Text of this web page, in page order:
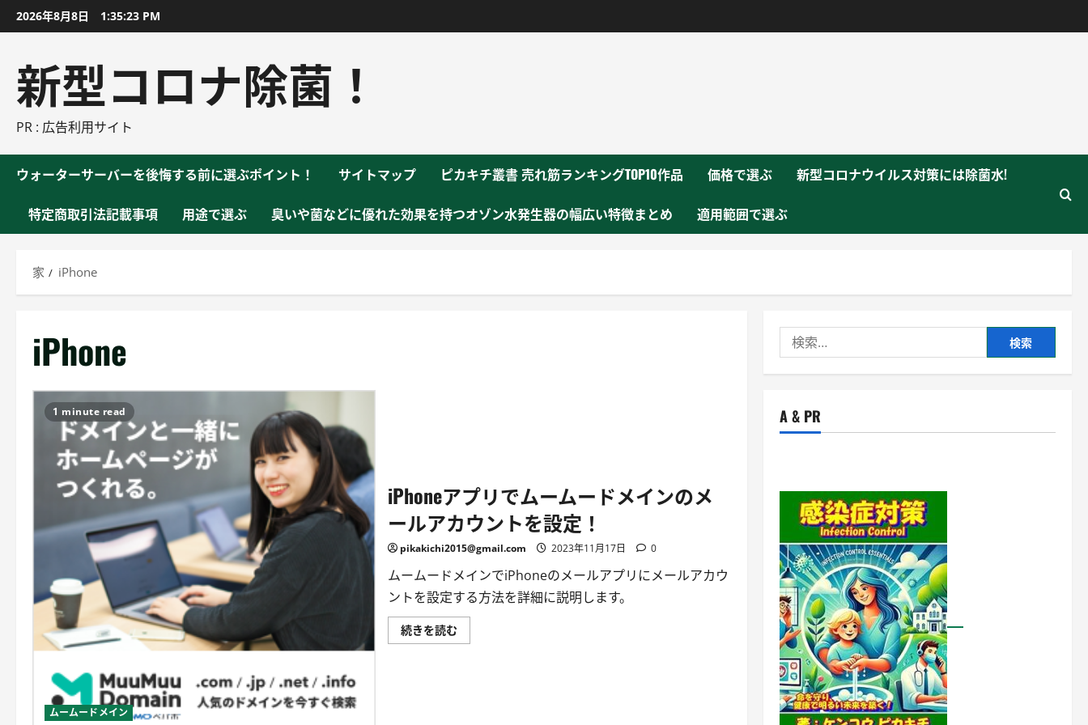
ン
2026年8月8日 1:35:24 PM
新型コロナ除菌！
PR : 広告利用サイト
ウォーターサーバーを後悔する前に選ぶポイント！ サイトマップ ピカキチ叢書 売れ筋ランキングTOP10作品 価格で選ぶ 新型コロナウイルス対策には除菌水!
特定商取引法記載事項 用途で選ぶ 臭いや菌などに優れた効果を持つオゾン水発生器の幅広い特徴まとめ 適用範囲で選ぶ
家 iPhone
iPhone
1 minute read
ムームードメイン
iPhoneアプリでムームードメインのメ
ールアカウントを設定！
pikakichi2015@gmail.com 2023年11月17日 0
ムームードメインでiPhoneのメールアプリにメールアカウ
ントを設定する方法を詳細に説明します。
続きを読むiPhone
ア
索:
A & PR